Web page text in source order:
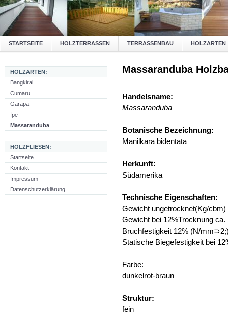
STARTSEITE HOLZTERRASSEN TERRASSENBAU HOLZARTEN
HOLZARTEN:
Bangkirai
Cumaru
Garapa
Ipe
Massaranduba
HOLZFLIESEN:
Startseite
Kontakt
Impressum
Datenschutzerklärung
Massaranduba
Handelsname:
Massaranduba
Botanische Bezeichnung:
Manilkara bidentata
Herkunft:
Südamerika
Technische Eigenschaften:
Gewicht ungetrocknet(Kg/cbm)
Gewicht bei 12%Trocknung ca.
Bruchfestigkeit 12% (N/
Statische Biegefestigkeit bei
Farbe:
dunkelrot-braun
Struktur:
fein